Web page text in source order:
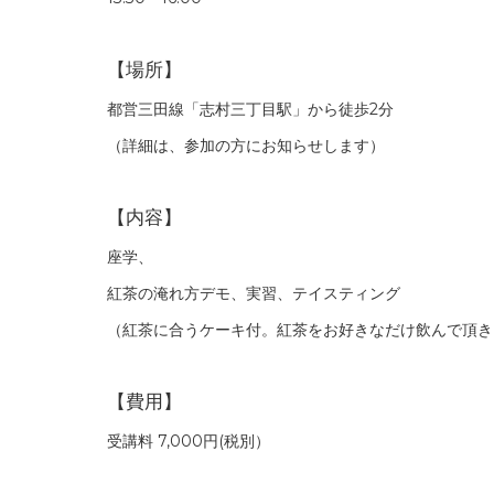
【場所】
都営三田線「志村三丁目駅」から徒歩2分
（詳細は、参加の方にお知らせします）
【内容】
座学、
紅茶の淹れ方デモ、実習、テイスティング
（紅茶に合うケーキ付。紅茶をお好きなだけ飲んで頂
【費用】
受講料 7,000円(税別）